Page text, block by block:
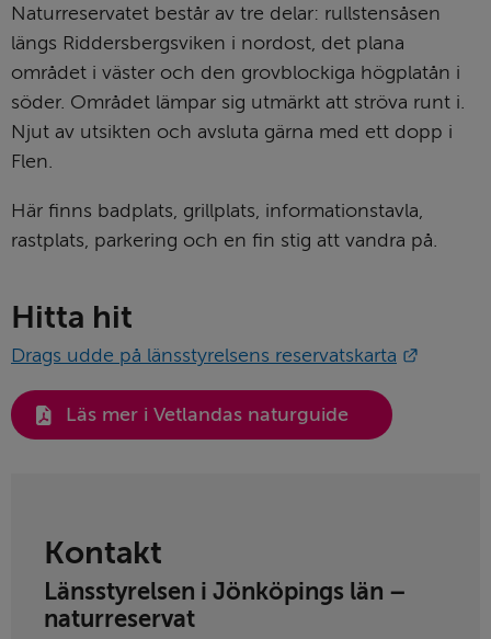
Naturreservatet består av tre delar: rullstensåsen
längs Riddersbergsviken i nordost, det plana
området i väster och den grovblockiga högplatån i
söder. Området lämpar sig utmärkt att ströva runt i.
Njut av utsikten och avsluta gärna med ett dopp i
Flen.
Här finns badplats, grillplats, informationstavla,
rastplats, parkering och en fin stig att vandra på.
Hitta hit
Drags udde på länsstyrelsens reservatskarta
Läs mer i Vetlandas naturguide
Kontakt
Länsstyrelsen i Jönköpings län –
naturreservat